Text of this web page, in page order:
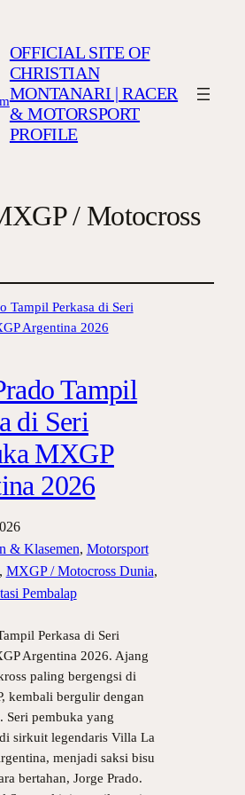
OFFICIAL SITE OF
CHRISTIAN
MONTANARI | RACER
& MOTORSPORT
PROFILE
/ Motocross
Tampil
di Seri
MXGP
2026
& Klasemen, Motorsport
, MXGP / Motocross Dunia
Pembalap
Perkasa di Seri
Argentina 2026. Ajang
paling bergengsi di
kembali bergulir dengan
Seri pembuka yang
sirkuit legendaris Villa La
menjadi saksi bisu
bertahan, Jorge Prado.